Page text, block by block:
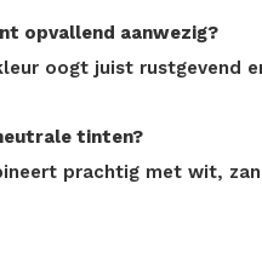
opvallend aanwezig?
oogt juist rustgevend
tinten?
prachtig met wit,